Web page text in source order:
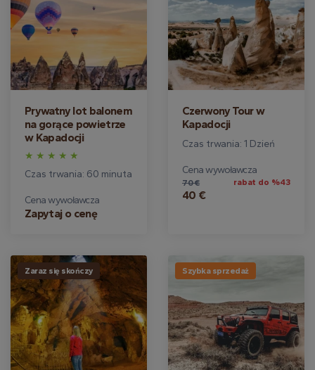
Prywatny lot balonem
na gorące powietrze
w Kapadocji
Czas trwania: 60 minuta
Cena wywoławcza
Zapytaj o cenę
Czerwony Tour w
Kapadocji
Czas trwania: 1 Dzień
Cena wywoławcza
70 €
40 €
rabat do %43
Zaraz się skończy Szybka sprzedaż